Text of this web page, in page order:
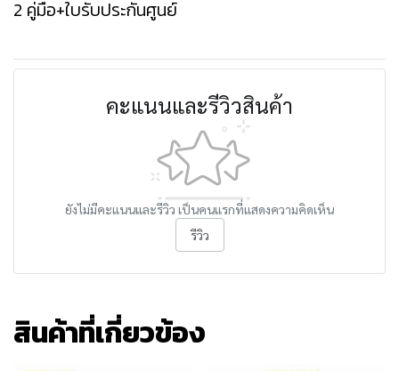
2 คู่มือ+ใบรับประกันศูนย์
คะแนนและรีวิวสินค้า
ยังไม่มีคะแนนและรีวิว เป็นคนแรกที่แสดงความคิดเห็น
รีวิว
สินค้าที่เกี่ยวข้อง